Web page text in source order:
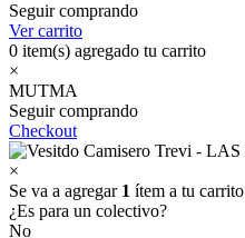
Seguir comprando
Ver carrito
0 item(s) agregado tu carrito
×
MUTMA
Seguir comprando
Checkout
×
Se va a agregar 1 ítem a tu carrito
¿Es para un colectivo?
No